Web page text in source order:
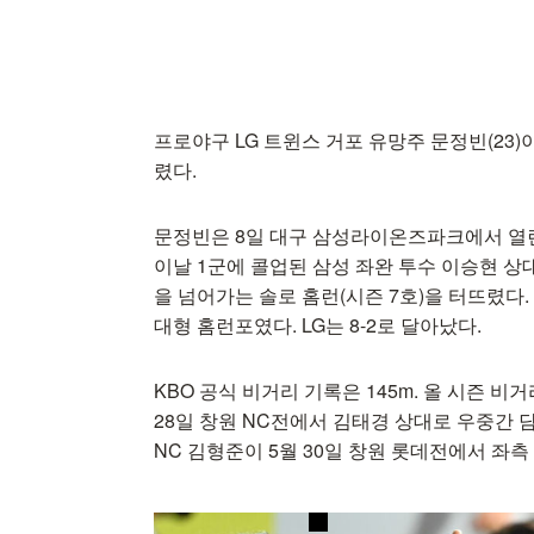
프로야구 LG 트윈스 거포 유망주 문정빈
렸다.
문정빈은 8일 대구 삼성라이온즈파크에서
이날 1군에 콜업된 삼성 좌완 투수 이승현
을 넘어가는 솔로 홈런(시즌 7호)을 터뜨렸
대형 홈런포였다. LG는 8-2로 달아났다.
KBO 공식 비거리 기록은 145m. 올 시즌 비
28일 창원 NC전에서 김태경 상대로 우중간
NC 김형준이 5월 30일 창원 롯데전에서 좌